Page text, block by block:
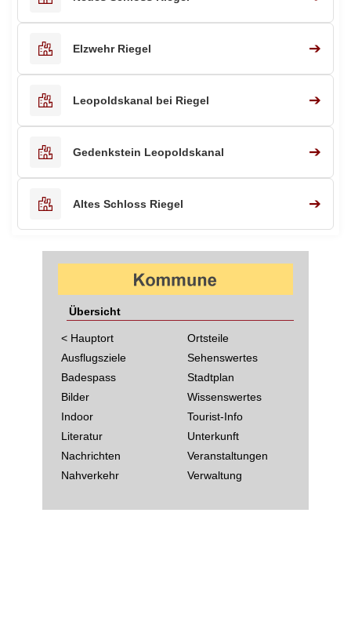
Elzwehr Riegel ➔
Leopoldskanal bei Riegel ➔
Gedenkstein Leopoldskanal ➔
Altes Schloss Riegel ➔
Übersicht
< Hauptort
Ausflugsziele
Badespass
Bilder
Indoor
Literatur
Nachrichten
Nahverkehr
Ortsteile
Sehenswertes
Stadtplan
Wissenswertes
Tourist-Info
Unterkunft
Veranstaltungen
Verwaltung